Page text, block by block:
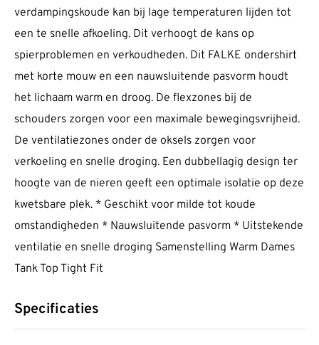
verdampingskoude kan bij lage temperaturen lijden tot
een te snelle afkoeling. Dit verhoogt de kans op
spierproblemen en verkoudheden. Dit FALKE ondershirt
met korte mouw en een nauwsluitende pasvorm houdt
het lichaam warm en droog. De flexzones bij de
schouders zorgen voor een maximale bewegingsvrijheid.
De ventilatiezones onder de oksels zorgen voor
verkoeling en snelle droging. Een dubbellagig design ter
hoogte van de nieren geeft een optimale isolatie op deze
kwetsbare plek. * Geschikt voor milde tot koude
omstandigheden * Nauwsluitende pasvorm * Uitstekende
ventilatie en snelle droging Samenstelling Warm Dames
Tank Top Tight Fit
Specificaties